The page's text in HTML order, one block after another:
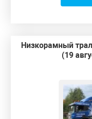
Низкорамный
(19